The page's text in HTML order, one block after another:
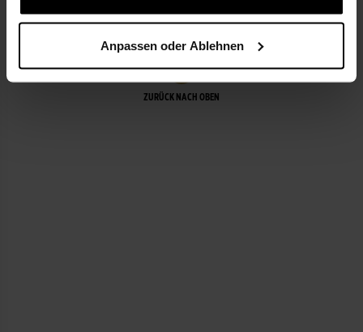
Anpassen oder Ablehnen
LEISTUNGEN
ZURÜCK NACH OBEN